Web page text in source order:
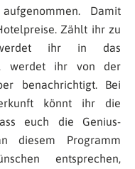
aufgenommen. Damit
Zählt ihr zu
ihr in das
werdet ihr von der
benachrichtigt. Bei
könnt ihr die
euch die Genius-
diesem Programm
entsprechen,